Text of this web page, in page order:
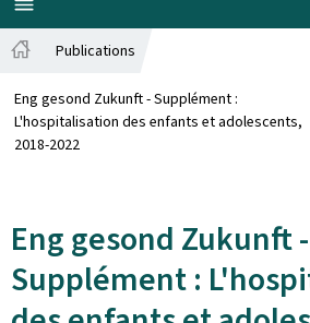
MENU
PRINCIPAL
Publications
Eng gesond Zukunft - Supplément :
L'hospitalisation des enfants et adolescents,
2018-2022
Eng gesond Zukunft -
Supplément :